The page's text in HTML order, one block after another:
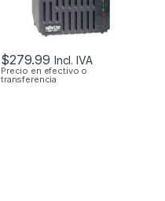
$279.99 Incl. IVA
Precio en efectivo o
transferencia